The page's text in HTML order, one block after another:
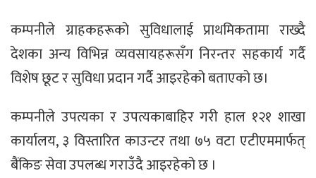
कम्पनीले ग्राहकहरूको सुविधालाई प्राथमिकतामा राख्दै
देशका अन्य विभिन्न व्यवसायहरूसँग निरन्तर सहकार्य गर्दै
विशेष छूट र सुविधा प्रदान गर्दै आइरहेको बताएको छ।
कम्पनीले उपत्यका र उपत्यकाबाहिर गरी हाल १२१ शाखा
कार्यालय, ३ विस्तारित काउन्टर तथा ७५ वटा एटीएममार्फत्
बैंकिङ सेवा उपलब्ध गराउँदै आइरहेको छ ।